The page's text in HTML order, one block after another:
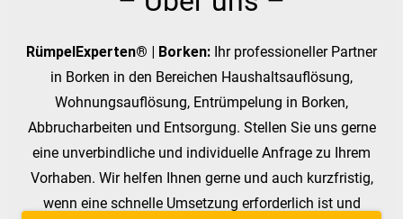
RümpelExperten® | Borken: Ihr professioneller Partner
in Borken in den Bereichen Haushaltsauflösung,
Wohnungsauflösung, Entrümpelung in Borken,
Abbrucharbeiten und Entsorgung. Stellen Sie uns gerne
eine unverbindliche und individuelle Anfrage zu Ihrem
Vorhaben. Wir helfen Ihnen gerne und auch kurzfristig,
wenn eine schnelle Umsetzung erforderlich ist und